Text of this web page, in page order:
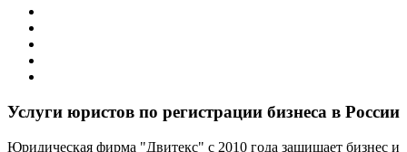
Услуги юристов по регистрации бизнеса в России
Юридическая фирма "Двитекс" с 2010 года защищает бизнес и